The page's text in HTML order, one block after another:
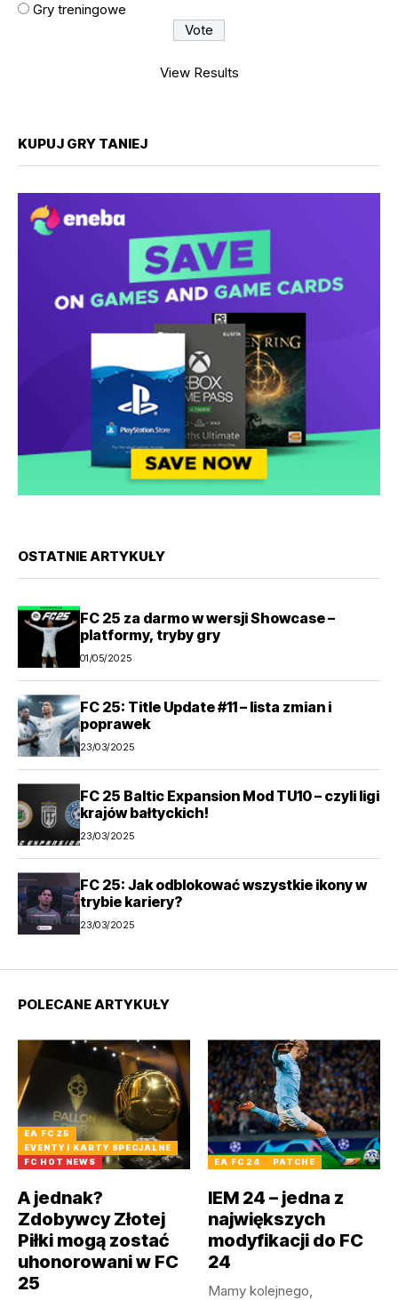
Gry treningowe
View Results
KUPUJ GRY TANIEJ
OSTATNIE ARTYKUŁY
FC 25 za darmo w wersji Showcase –
platformy, tryby gry
01/05/2025
FC 25: Title Update #11 – lista zmian i
poprawek
23/03/2025
FC 25 Baltic Expansion Mod TU10 – czyli ligi
krajów bałtyckich!
23/03/2025
FC 25: Jak odblokować wszystkie ikony w
trybie kariery?
23/03/2025
POLECANE ARTYKUŁY
EA FC 25
EVENTY I KARTY SPECJALNE
FC HOT NEWS
A jednak?
Zdobywcy Złotej
Piłki mogą zostać
uhonorowani w FC
25
EA FC 24 PATCHE
IEM 24 – jedna z
największych
modyfikacji do FC
24
Mamy kolejnego,